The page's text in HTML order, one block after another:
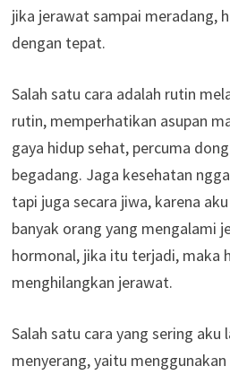
jika jerawat sampai meradang,
dengan tepat.
Salah satu cara adalah rutin
rutin, memperhatikan asupan
gaya hidup sehat, percuma
begadang. Jaga kesehatan
tapi juga secara jiwa, karena
banyak orang yang mengalami
hormonal, jika itu terjadi, maka
menghilangkan jerawat.
Salah satu cara yang sering
menyerang, yaitu